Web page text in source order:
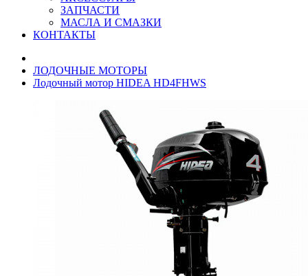
ЗАПЧАСТИ
МАСЛА И СМАЗКИ
КОНТАКТЫ
ЛОДОЧНЫЕ МОТОРЫ
Лодочный мотор HIDEA HD4FHWS